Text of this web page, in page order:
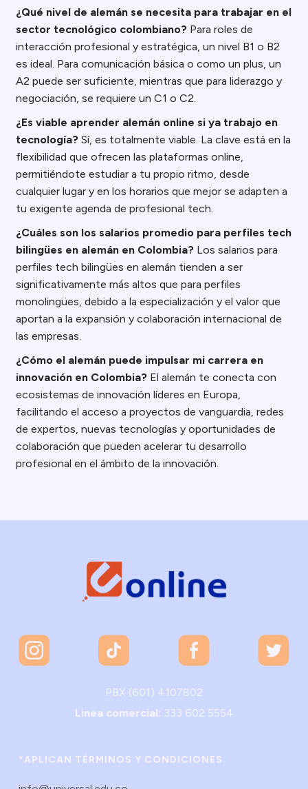
¿Qué nivel de alemán se necesita para trabajar en el
sector tecnológico colombiano? Para roles de
interacción profesional y estratégica, un nivel B1 o B2
es ideal. Para comunicación básica o como un plus, un
A2 puede ser suficiente, mientras que para liderazgo y
negociación, se requiere un C1 o C2.
¿Es viable aprender alemán online si ya trabajo en
tecnología? Sí, es totalmente viable. La clave está en la
flexibilidad que ofrecen las plataformas online,
permitiéndote estudiar a tu propio ritmo, desde
cualquier lugar y en los horarios que mejor se adapten a
tu exigente agenda de profesional tech.
¿Cuáles son los salarios promedio para perfiles tech
bilingües en alemán en Colombia? Los salarios para
perfiles tech bilingües en alemán tienden a ser
significativamente más altos que para perfiles
monolingües, debido a la especialización y el valor que
aportan a la expansión y colaboración internacional de
las empresas.
¿Cómo el alemán puede impulsar mi carrera en
innovación en Colombia? El alemán te conecta con
ecosistemas de innovación líderes en Europa,
facilitando el acceso a proyectos de vanguardia, redes
de expertos, nuevas tecnologías y oportunidades de
colaboración que pueden acelerar tu desarrollo
profesional en el ámbito de la innovación.
PBX (601) 4107802
Linea comercial: 333 602 5554
*APLICAN TÉRMINOS Y CONDICIONES